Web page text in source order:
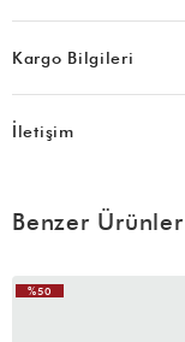
Kargo Bilgileri
İletişim
Benzer Ürünler
%50